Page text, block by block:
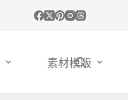
素材模版